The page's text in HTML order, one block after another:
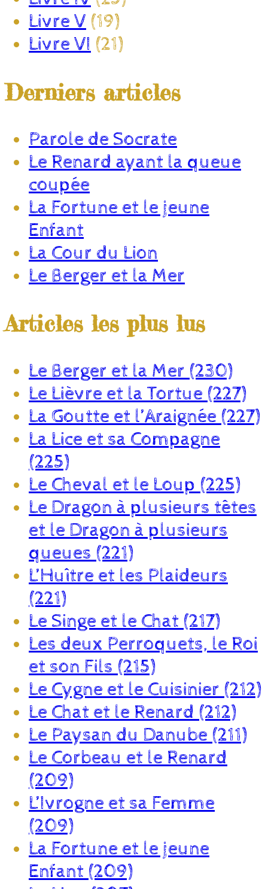
Livre V (19)
Livre VI (21)
Derniers articles
Parole de Socrate
Le Renard ayant la queue
coupée
La Fortune et le jeune
Enfant
La Cour du Lion
Le Berger et la Mer
Articles les plus lus
Le Berger et la Mer (230)
Le Lièvre et la Tortue (227)
La Goutte et l’Araignée (227)
La Lice et sa Compagne
(225)
Le Cheval et le Loup (225)
Le Dragon à plusieurs têtes
et le Dragon à plusieurs
queues (221)
L’Huître et les Plaideurs
(221)
Le Singe et le Chat (217)
Les deux Perroquets, le Roi
et son Fils (215)
Le Cygne et le Cuisinier (212)
Le Chat et le Renard (212)
Le Paysan du Danube (211)
Le Corbeau et le Renard
(209)
L’Ivrogne et sa Femme
(209)
La Fortune et le jeune
Enfant (209)